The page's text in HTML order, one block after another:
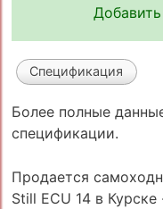
Спецификация
Более полные
спецификации.
Продается
Still ECU 14 в